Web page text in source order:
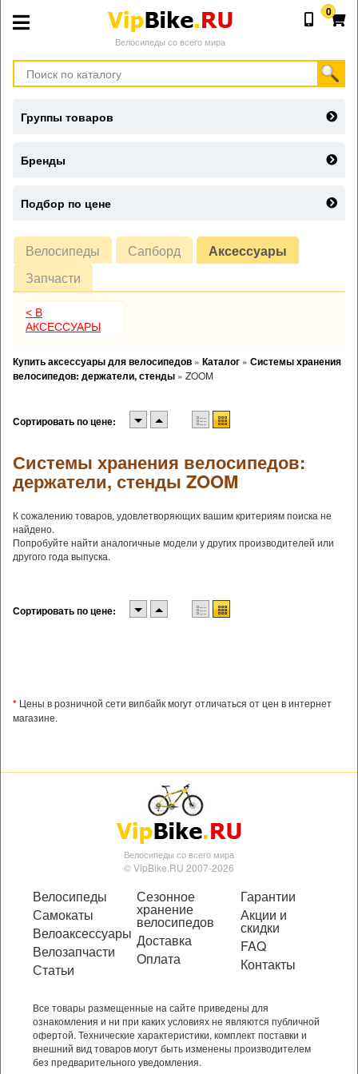
Велосипеды со всего мира
0
Велосипеды Сапборд
Аксессуары
Запчасти
< В
АКСЕССУАРЫ
Купить аксессуары для велосипедов » Каталог » Системы хранения
велосипедов: держатели, стенды » ZOOM
Сортировать по цене:
Системы хранения велосипедов:
держатели, стенды ZOOM
К сожалению товаров, удовлетворяющих вашим критериям поиска не
найдено.
Попробуйте найти аналогичные модели у других производителей или
другого года выпуска.
Сортировать по цене:
* Цены в розничной сети випбайк могут отличаться от цен в интернет
магазине.
Группы товаров
Бренды
Подбор по цене
Велосипеды со всего мира
© VipBike.RU 2007-2026
Велосипеды
Самокаты
Велоаксессуары
Велозапчасти
Статьи
Сезонное
хранение
велосипедов
Доставка
Оплата
Гарантии
Акции и
скидки
FAQ
Контакты
Все товары размещенные на сайте приведены для
ознакомления и ни при каких условиях не являются публичной
офертой. Технические характеристики, комплект поставки и
внешний вид товаров могут быть изменены производителем
без предварительного уведомления.